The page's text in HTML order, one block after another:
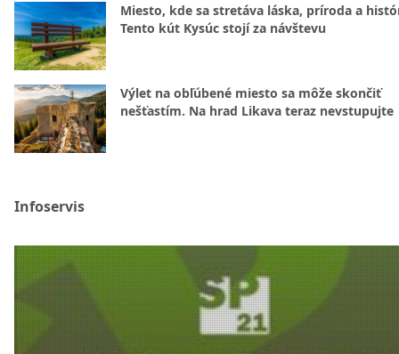
Miesto, kde sa stretáva láska, príroda a
Tento kút Kysúc stojí za návštevu
Výlet na obľúbené miesto sa môže skončiť
nešťastím. Na hrad Likava teraz nevstupujte
Infoservis